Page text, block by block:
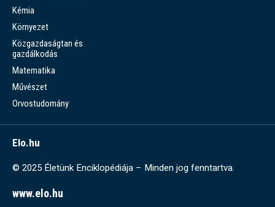
Kémia
Környezet
Közgazdaságtan és
gazdálkodás
Matematika
Művészet
Orvostudomány
Elo.hu
© 2025 Életünk Enciklopédiája – Minden jog fenntartva.
www.elo.hu